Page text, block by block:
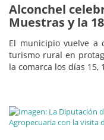
Alconchel
Muestras y la
El municipio vuelve a
turismo rural en
la comarca los días 15,